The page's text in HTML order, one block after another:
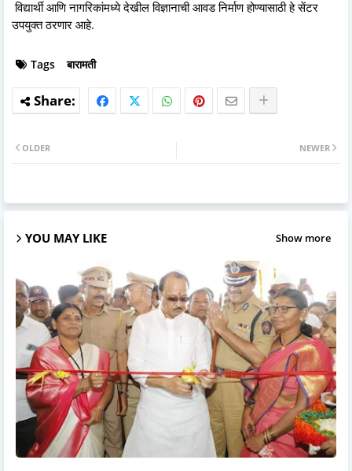
विद्यार्थी आणि नागरिकांमध्ये देखील विज्ञानाची आवड निर्माण होण्यासाठी हे सेंटर
उपयुक्त ठरणार आहे.
Tags बारामती
NEWER
OLDER
YOU MAY LIKE Show more